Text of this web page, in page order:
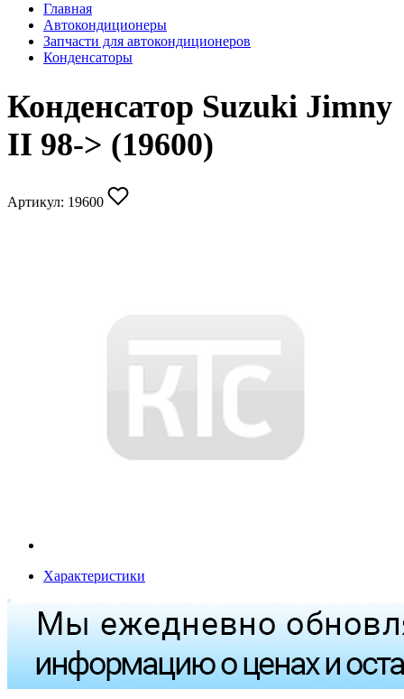
Главная
Автокондиционеры
Запчасти для автокондиционеров
Конденсаторы
Конденсатор Suzuki Jimny
II 98-> (19600)
Артикул: 19600
Характеристики